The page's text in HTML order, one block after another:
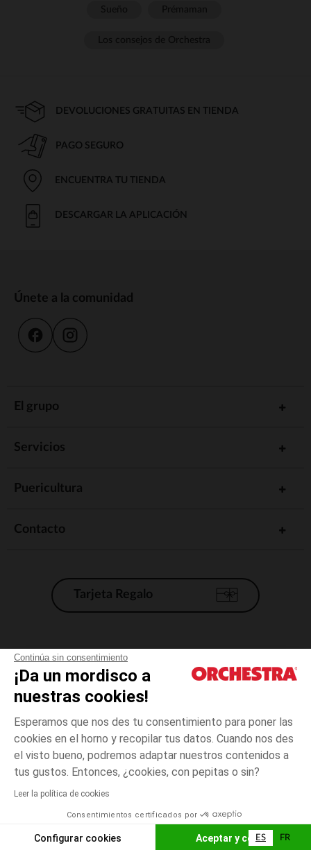
Continúa sin consentimiento
¡Da un mordisco a
nuestras cookies!
Esperamos que nos des tu consentimiento para poner las
cookies en el horno y recopilar tus datos. Cuando nos des
el visto bueno, podremos adaptar nuestros contenidos a
tus gustos. Entonces, ¿cookies, con pepitas o sin?
Leer la política de cookies
Consentimientos certificados por
Configurar cookies Aceptar y cerrar
Crudo
1
El pago medidante
AÑADIR A LA CESTA
DEVOLUCIONES GRATUITAS EN TIENDA
PAGO SEGURO
ENCUENTRA TU TIENDA
DESCARGAR LA APLICACIÓN
Únete a la comunidad
El grupo
Servicios
Puericultura
Contacto
Tarjeta Regalo
Condiciones generales de venta
Aviso Legal
*Condiciones de las ofertas actuales
Gestión de las cookies
Accesibilidad: no conforme
Orchestra adhiere al código de ética de la Federación Francesa de comercio
electrónico y venta a distancia (FEVAD) y al sistema de mediación de
ES FR